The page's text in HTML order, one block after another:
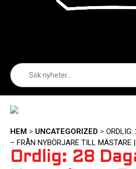
efter:
HEM > UNCATEGORIZED >
– FRÅN NYBÖRJARE TILL MÄSTARE
Ordlig: 28